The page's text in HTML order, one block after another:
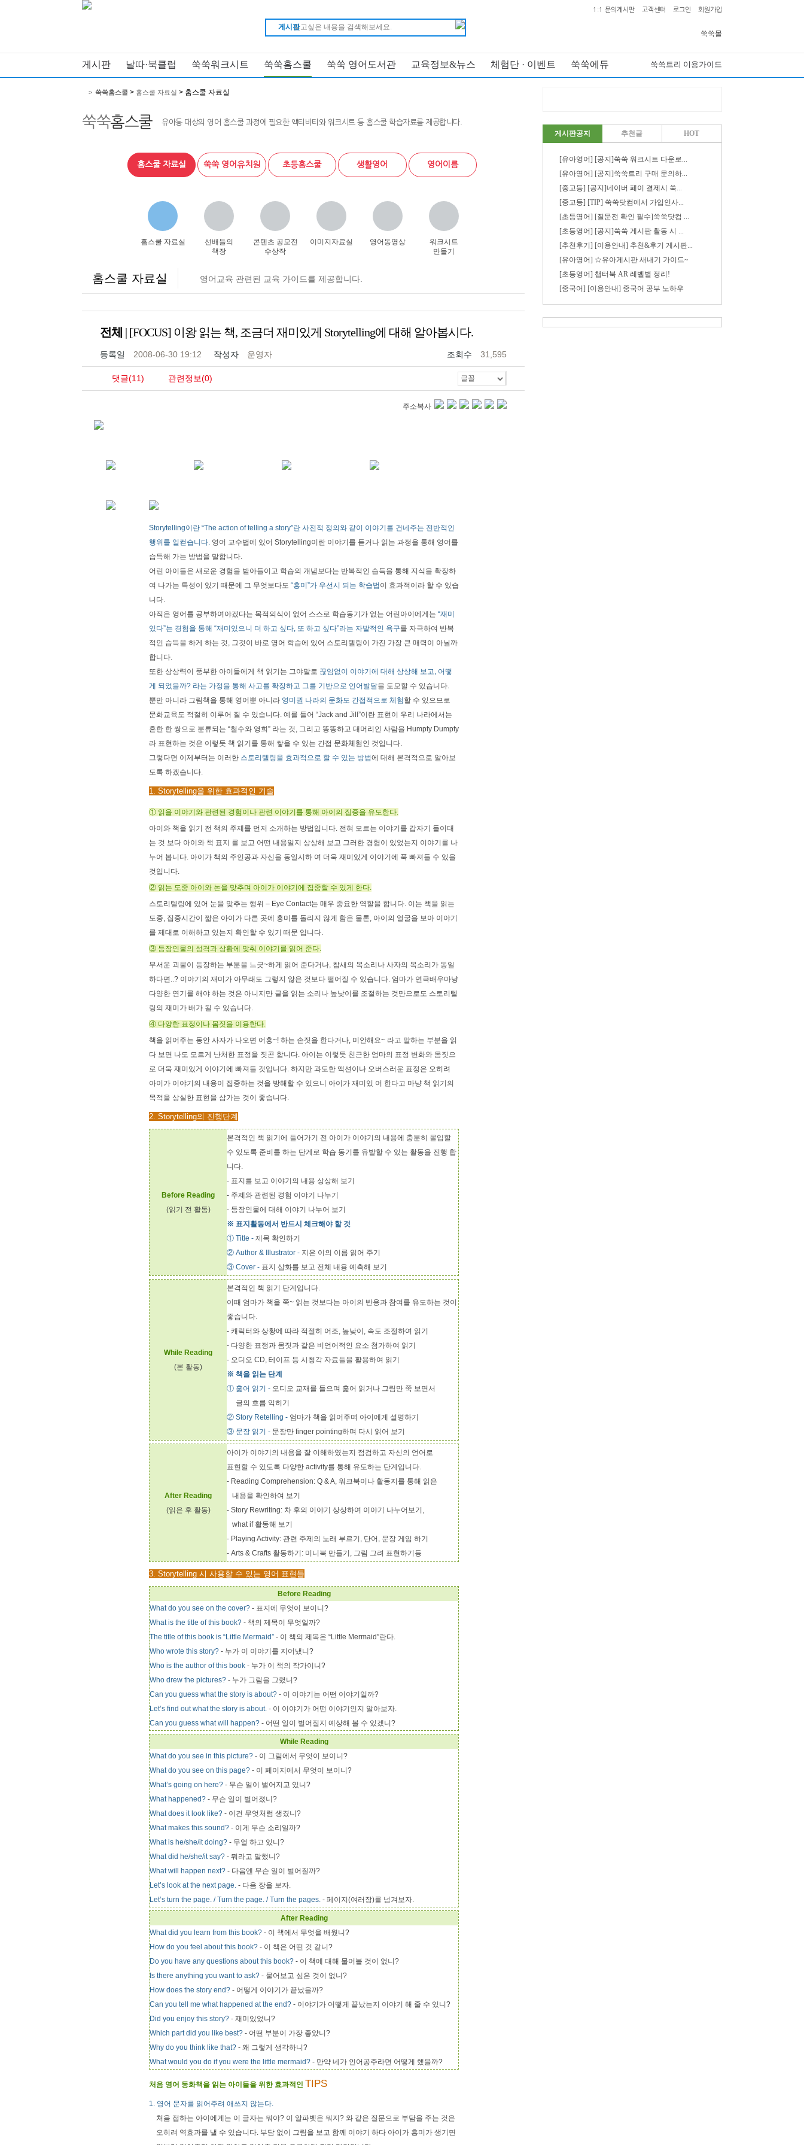
게시판
1:1 문의게시판 고객센터 로그인 회원가입
쑥쑥몰
게시판 날따·북클럽 쑥쑥워크시트 쑥쑥홈스쿨 쑥쑥 영어도서관 교육정보&뉴스 체험단 · 이벤트 쑥쑥에듀 쑥쑥트리 이용가이드
쑥쑥홈스쿨 유아동 대상의 영어 홈스쿨 과정에 필요한 액티비티와 워크시트 등 홈스쿨 학습자료를 제공합니다.
> 쑥쑥홈스쿨 > 홈스쿨 자료실 > 홈스쿨 자료실
홈스쿨 자료실 쑥쑥 영어유치원 초등홈스쿨 생활영어 영어이름
홈스쿨 자료실
선배들의
책장
콘텐츠 공모전
수상작
이미지자료실 영어동영상
워크시트
만들기
홈스쿨 자료실 영어교육 관련된 교육 가이드를 제공합니다.
전체 | [FOCUS] 이왕 읽는 책, 조금더 재미있게 Storytelling에 대해 알아봅시다.
등록일 2008-06-30 19:12 작성자 운영자 조회수 31,595
댓글(11) 관련정보(0)
주소복사
Storytelling이란 “The action of telling a story”란 사전적 정의와 같이 이야기를 건네주는 전반적인
행위를 일컫습니다. 영어 교수법에 있어 Storytelling이란 이야기를 듣거나 읽는 과정을 통해 영어를
습득해 가는 방법을 말합니다.
어린 아이들은 새로운 경험을 받아들이고 학습의 개념보다는 반복적인 습득을 통해 지식을 확장하
여 나가는 특성이 있기 때문에 그 무엇보다도 “흥미”가 우선시 되는 학습법 이 효과적이라 할 수 있습
니다.
아직은 영어를 공부하여야겠다는 목적의식이 없어 스스로 학습동기가 없는 어린아이에게는 “재미
있다”는 경험을 통해 “재미있으니 더 하고 싶다, 또 하고 싶다”라는 자발적인 욕구를 자극하여 반복
적인 습득을 하게 하는 것, 그것이 바로 영어 학습에 있어 스토리텔링이 가진 가장 큰 매력이 아닐까
합니다.
또한 상상력이 풍부한 아이들에게 책 읽기는 그야말로 끊임없이 이야기에 대해 상상해 보고, 어떻
게 되었을까? 라는 가정을 통해 사고를 확장하고 그를 기반으로 언어발달을 도모할 수 있습니다.
뿐만 아니라 그림책을 통해 영어뿐 아니라 영미권 나라의 문화도 간접적으로 체험 할 수 있으므로
문화교육도 적절히 이루어 질 수 있습니다. 예를 들어 “Jack and Jill”이란 표현이 우리 나라에서는
흔한 한 쌍으로 분류되는 “철수와 영희” 라는 것, 그리고 똥똥하고 대머리인 사람을 Humpty Dumpty
라 표현하는 것은 이렇듯 책 읽기를 통해 쌓을 수 있는 간접 문화체험인 것입니다.
그렇다면 이제부터는 이러한 스토리텔링을 효과적으로 할 수 있는 방법에 대해 본격적으로 알아보
도록 하겠습니다.
1. Storytelling을 위한 효과적인 기술
① 읽을 이야기와 관련된 경험이나 관련 이야기를 통해 아이의 집중을 유도한다.
아이와 책을 읽기 전 책의 주제를 먼저 소개하는 방법입니다. 전혀 모르는 이야기를 갑자기 들이대
는 것 보다 아이와 책 표지 를 보고 어떤 내용일지 상상해 보고 그러한 경험이 있었는지 이야기를 나
누어 봅니다. 아이가 책의 주인공과 자신을 동일시하 여 더욱 재미있게 이야기에 푹 빠져들 수 있을
것입니다.
② 읽는 도중 아이와 논을 맞추며 아이가 이야기에 집중할 수 있게 한다.
스토리텔링에 있어 눈을 맞추는 행위 – Eye Contact는 매우 중요한 역할을 합니다. 이는 책을 읽는
도중, 집중시간이 짧은 아이가 다른 곳에 흥미를 돌리지 않게 함은 물론, 아이의 얼굴을 보아 이야기
를 제대로 이해하고 있는지 확인할 수 있기 때문 입니다.
③ 등장인물의 성격과 상황에 맞춰 이야기를 읽어 준다.
무서운 괴물이 등장하는 부분을 느긋~하게 읽어 준다거나, 참새의 목소리나 사자의 목소리가 동일
하다면..? 이야기의 재미가 아무래도 그렇지 않은 것보다 떨어질 수 있습니다. 엄마가 연극배우마냥
다양한 연기를 해야 하는 것은 아니지만 글을 읽는 소리나 높낮이를 조절하는 것만으로도 스토리텔
링의 재미가 배가 될 수 있습니다.
④ 다양한 표정이나 몸짓을 이용한다.
책을 읽어주는 동안 사자가 나오면 어흥~! 하는 손짓을 한다거나, 미안해요~ 라고 말하는 부분을 읽
다 보면 나도 모르게 난처한 표정을 짓곤 합니다. 아이는 이렇듯 친근한 엄마의 표정 변화와 몸짓으
로 더욱 재미있게 이야기에 빠져들 것입니다. 하지만 과도한 액션이나 오버스러운 표정은 오히려
아이가 이야기의 내용이 집중하는 것을 방해할 수 있으니 아이가 재미있 어 한다고 마냥 책 읽기의
목적을 상실한 표현을 삼가는 것이 좋습니다.
2. Storytelling의 진행단계
Before Reading
(읽기 전 활동)
본격적인 책 읽기에 들어가기 전 아이가 이야기의 내용에 충분히 몰입할
수 있도록 준비를 하는 단계로 학습 동기를 유발할 수 있는 활동을 진행 합
니다.
- 표지를 보고 이야기의 내용 상상해 보기
- 주제와 관련된 경험 이야기 나누기
- 등장인물에 대해 이야기 나누어 보기
※ 표지활동에서 반드시 체크해야 할 것
① Title - 제목 확인하기
② Author & Illustrator - 지은 이의 이름 읽어 주기
③ Cover - 표지 삽화를 보고 전체 내용 예측해 보기
While Reading
(본 활동)
본격적인 책 읽기 단계입니다.
이때 엄마가 책을 쭉~ 읽는 것보다는 아이의 반응과 참여를 유도하는 것이
좋습니다.
- 캐릭터와 상황에 따라 적절히 어조, 높낮이, 속도 조절하여 읽기
- 다양한 표정과 몸짓과 같은 비언어적인 요소 첨가하여 읽기
- 오디오 CD, 테이프 등 시청각 자료들을 활용하여 읽기
※ 책을 읽는 단계
① 훑어 읽기 - 오디오 교재를 들으며 훑어 읽거나 그림만 쭉 보면서
글의 흐름 익히기
② Story Retelling - 엄마가 책을 읽어주며 아이에게 설명하기
③ 문장 읽기 - 문장만 finger pointing하며 다시 읽어 보기
After Reading
(읽은 후 활동)
아이가 이야기의 내용을 잘 이해하였는지 점검하고 자신의 언어로
표현할 수 있도록 다양한 activity를 통해 유도하는 단계입니다.
- Reading Comprehension: Q & A, 워크북이나 활동지를 통해 읽은
내용을 확인하여 보기
- Story Rewriting: 차 후의 이야기 상상하여 이야기 나누어보기,
what if 활동해 보기
- Playing Activity: 관련 주제의 노래 부르기, 단어, 문장 게임 하기
- Arts & Crafts 활동하기: 미니북 만들기, 그림 그려 표현하기등
3. Storytelling 시 사용할 수 있는 영어 표현들
Before Reading
What do you see on the cover? - 표지에 무엇이 보이니?
What is the title of this book? - 책의 제목이 무엇일까?
The title of this book is “Little Mermaid” - 이 책의 제목은 “Little Mermaid”란다.
Who wrote this story? - 누가 이 이야기를 지어냈니?
Who is the author of this book - 누가 이 책의 작가이니?
Who drew the pictures? - 누가 그림을 그렸니?
Can you guess what the story is about? - 이 이야기는 어떤 이야기일까?
Let’s find out what the story is about. - 이 이야기가 어떤 이야기인지 알아보자.
Can you guess what will happen? - 어떤 일이 벌어질지 예상해 볼 수 있겠니?
While Reading
What do you see in this picture? - 이 그림에서 무엇이 보이니?
What do you see on this page? - 이 페이지에서 무엇이 보이니?
What’s going on here? - 무슨 일이 벌어지고 있니?
What happened? - 무슨 일이 벌어졌니?
What does it look like? - 이건 무엇처럼 생겼니?
What makes this sound? - 이게 무슨 소리일까?
What is he/she/it doing? - 무얼 하고 있니?
What did he/she/it say? - 뭐라고 말했니?
What will happen next? - 다음엔 무슨 일이 벌어질까?
Let’s look at the next page. - 다음 장을 보자.
Let’s turn the page. / Turn the page. / Turn the pages. - 페이지(여러장)를 넘겨보자.
After Reading
What did you learn from this book? - 이 책에서 무엇을 배웠니?
How do you feel about this book? - 이 책은 어떤 것 같니?
Do you have any questions about this book? - 이 책에 대해 물어볼 것이 없니?
Is there anything you want to ask? - 물어보고 싶은 것이 없니?
How does the story end? - 어떻게 이야기가 끝났을까?
Can you tell me what happened at the end? - 이야기가 어떻게 끝났는지 이야기 해 줄 수 있니?
Did you enjoy this story? - 재미있었니?
Which part did you like best? - 어떤 부분이 가장 좋았니?
Why do you think like that? - 왜 그렇게 생각하니?
What would you do if you were the little mermaid? - 만약 네가 인어공주라면 어떻게 했을까?
처음 영어 동화책을 읽는 아이들을 위한 효과적인 TIPS
1. 영어 문자를 읽어주려 애쓰지 않는다.
처음 접하는 아이에게는 이 글자는 뭐야? 이 알파벳은 뭐지? 와 같은 질문으로 부담을 주는 것은
오히려 역효과를 낼 수 있습니다. 부담 없이 그림을 보고 함께 이야기 하다 아이가 흥미가 생기면
게시판공지 추천글 HOT
[유아영어] [공지]쑥쑥 워크시트 다운로...
[유아영어] [공지]쑥쑥트리 구매 문의하...
[중고등] [공지]네이버 페이 결제시 쑥...
[중고등] [TIP] 쑥쑥닷컴에서 가입인사...
[초등영어] [질문전 확인 필수]쑥쑥닷컴 ...
[초등영어] [공지]쑥쑥 게시판 활동 시 ...
[추천후기] [이용안내] 추천&후기 게시판...
[유아영어] ☆유아게시판 새내기 가이드~
[초등영어] 챕터북 AR 레벨별 정리!
[중국어] [이용안내] 중국어 공부 노하우